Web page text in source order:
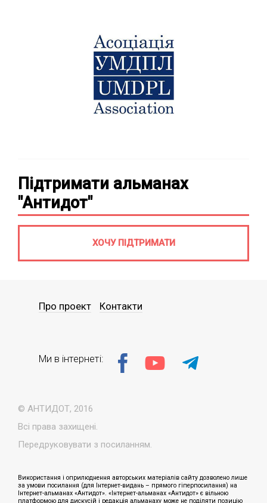
Підтримати альманах
"Антидот"
ХОЧУ ПІДТРИМАТИ
© АНТИДОТ, 2016
Всі права захищені.
Передруковувати з посиланням.
Про проект Контакти
Ми в інтернеті:
Використання і оприлюднення авторських матеріалів сайту дозволено лише
за умови посилання (для Інтернет-видань – прямого гіперпосилання) на
Інтернет-альманах «Антидот». «Інтернет-альманах «Антидот» є вільною
платформою для дискусій і редакція альманаху може не поділяти позицію